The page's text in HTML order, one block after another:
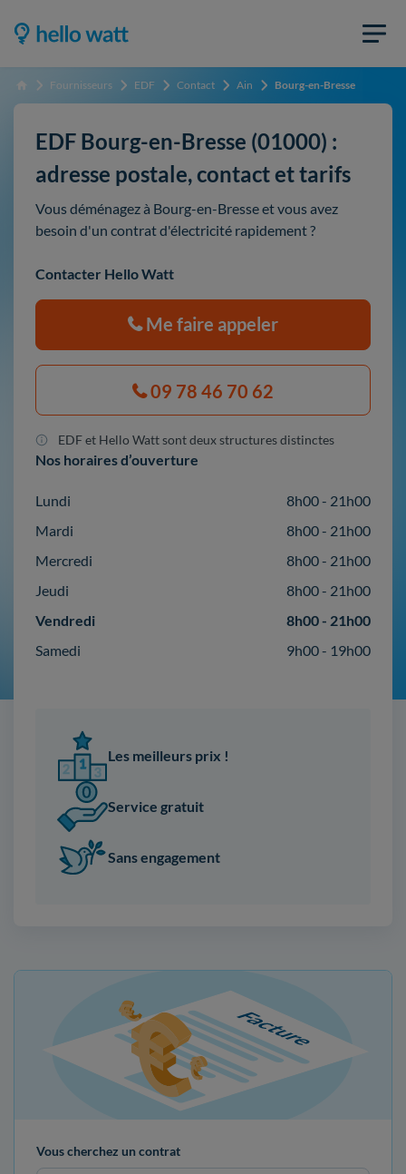
Accueil Fournisseurs EDF Contact Ain Bourg-en-Bresse
EDF Bourg-en-Bresse (01000) :
adresse postale, contact et tarifs
Vous déménagez à Bourg-en-Bresse et vous avez
besoin d'un contrat d'électricité rapidement ?
Contacter Hello Watt
Me faire appeler
09 78 46 70 62
EDF et Hello Watt sont deux structures distinctes
Nos horaires d’ouverture
Lundi
8h00 - 21h00
Mardi
8h00 - 21h00
Mercredi
8h00 - 21h00
Jeudi
8h00 - 21h00
Vendredi
8h00 - 21h00
Samedi
9h00 - 19h00
Les meilleurs prix !
Service gratuit
Sans engagement
Vous cherchez un contrat